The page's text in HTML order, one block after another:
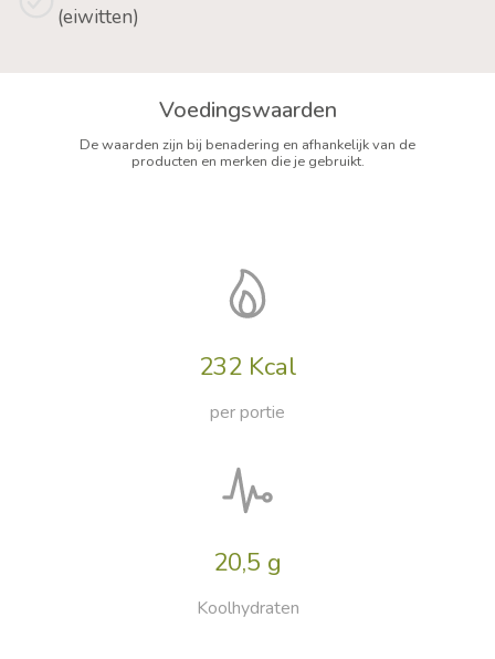
(eiwitten)
Voedingswaarden
De waarden zijn bij benadering en afhankelijk van de
producten en merken die je gebruikt.
232 Kcal
per portie
20,5 g
Koolhydraten